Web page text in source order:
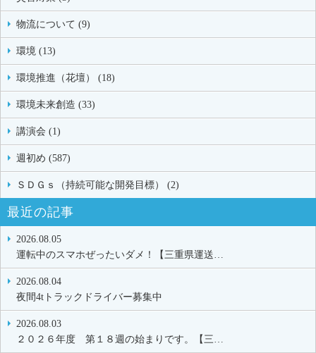
物流について (9)
環境 (13)
環境推進（花壇） (18)
環境未来創造 (33)
講演会 (1)
週初め (587)
ＳＤＧｓ（持続可能な開発目標） (2)
最近の記事
2026.08.05
運転中のスマホぜったいダメ！【三重県運送…
2026.08.04
夜間4tトラックドライバー募集中
2026.08.03
２０２６年度 第１８週の始まりです。【三…